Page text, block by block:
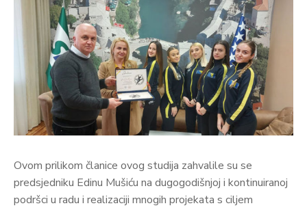
Ovom prilikom članice ovog studija zahvalile su se
predsjedniku Edinu Mušiću na dugogodišnjoj i kontinuiranoj
podršci u radu i realizaciji mnogih projekata s ciljem